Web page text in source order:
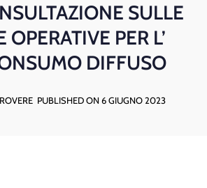
SULLE
OPERATIVE PER L’
DIFFUSO
PUBLISHED ON 6 GIUGNO 2023